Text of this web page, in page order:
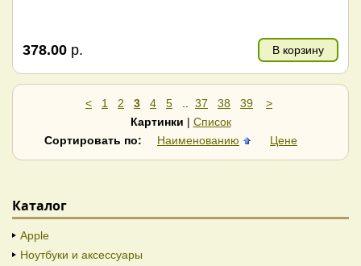
378.00 р. В корзину
< 1 2 3 4 5 37 38 39
>
Картинки | Список
Сортировать по:
Наименованию Цене
Каталог
Apple
Ноутбуки и аксессуары